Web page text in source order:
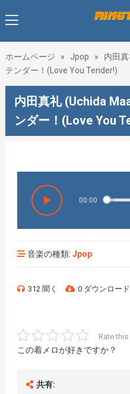
ホームページ » Jpop »
内田
テンダー！(Love You Tender!)
内田真礼 (Uchida
ンダー！(Love You
00:00
音楽の種類: Jpop
312 聞く 0 ダウンロー
Rate
この着メロが好きですか？
共有: